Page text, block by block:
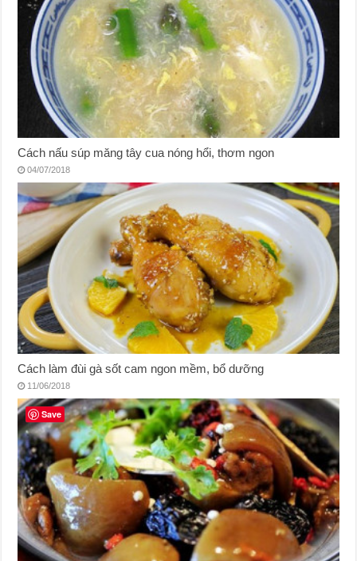
Cách nấu súp măng tây cua nóng hổi, thơm ngon
04/07/2018
Cách làm đùi gà sốt cam ngon mềm, bổ dưỡng
11/06/2018
Save